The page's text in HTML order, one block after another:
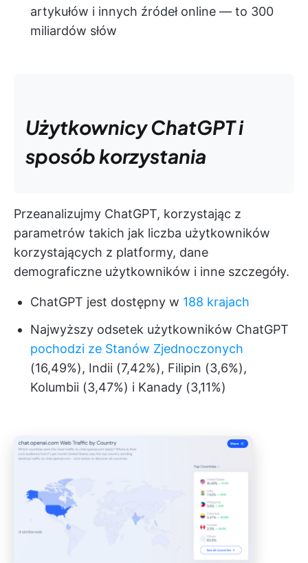
artykułów i innych źródeł online — to 300
miliardów słów
Użytkownicy ChatGPT i
sposób korzystania
Przeanalizujmy ChatGPT, korzystając z
parametrów takich jak liczba użytkowników
korzystających z platformy, dane
demograficzne użytkowników i inne szczegóły.
ChatGPT jest dostępny w 188 krajach
Najwyższy odsetek użytkowników ChatGPT
pochodzi ze Stanów Zjednoczonych
(16,49%), Indii (7,42%), Filipin (3,6%),
Kolumbii (3,47%) i Kanady (3,11%)